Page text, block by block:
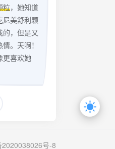
粒，她知道
尼美舒利颗
的，但是又
。天啊！
更喜欢她
2020038026号-8